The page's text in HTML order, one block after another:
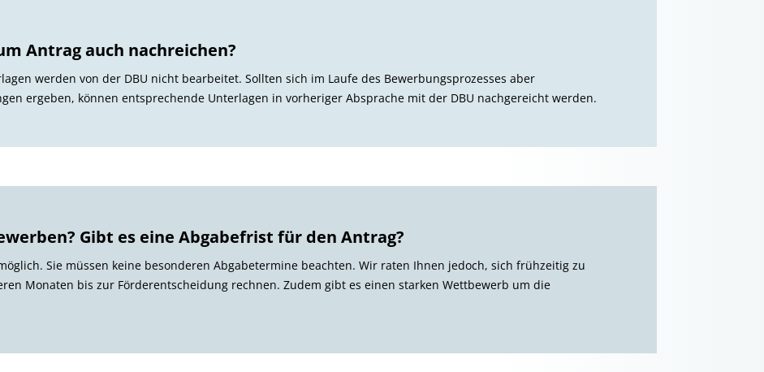
Antrag auch nachreichen?
werden von der DBU nicht bearbeitet. Sollten sich im Laufe des Bewerbungsprozesses aber
ergeben, können entsprechende Unterlagen in vorheriger Absprache mit der DBU nachgereicht werden.
Gibt es eine Abgabefrist für den Antrag?
Sie müssen keine besonderen Abgabetermine beachten. Wir raten Ihnen jedoch, sich frühzeitig zu
Monaten bis zur Förderentscheidung rechnen. Zudem gibt es einen starken Wettbewerb um die